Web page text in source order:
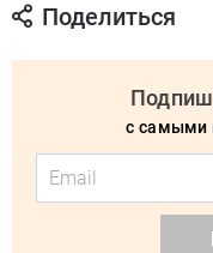
Поделиться
с самыми